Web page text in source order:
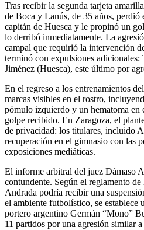
Tras recibir la segunda tarjeta
de Boca y Lanús, de 35 años,
capitán de Huesca y le propinó un
lo derribó inmediatamente. La
campal que requirió la intervención
terminó con expulsiones adicionales:
Jiménez (Huesca), este último por
En el regreso a los entrenamientos
marcas visibles en el rostro,
pómulo izquierdo y un hematoma en
golpe recibido. En Zaragoza, el
de privacidad: los titulares, incluido
recuperación en el gimnasio con las
exposiciones mediáticas.
El informe arbitral del juez Dámaso
contundente. Según el reglamento
Andrada podría recibir una
el ambiente futbolístico, se establece
portero argentino Germán “Mono”
11 partidos por una agresión similar